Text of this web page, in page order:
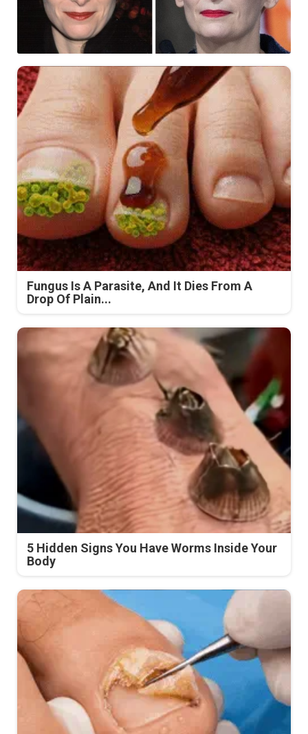
Fungus Is A Parasite, And It Dies From A
Drop Of Plain...
5 Hidden Signs You Have Worms Inside Your
Body